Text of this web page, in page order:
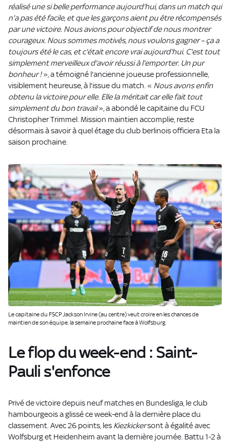
réalisé une si belle performance aujourd'hui, dans un match qui
n'a pas été facile, et que les garçons aient pu être récompensés
par une victoire. Nous avions pour objectif de nous montrer
courageux. Nous sommes motivés, nous voulons gagner – ça a
toujours été le cas, et c'était encore vrai aujourd'hui. C'est tout
simplement merveilleux d'avoir réussi à l'emporter. Un pur
bonheur !», a témoigné l'ancienne joueuse professionnelle,
visiblement heureuse, à l'issue du match. « Nous avons enfin
obtenu la victoire pour elle. Elle la méritait car elle fait tout
simplement du bon travail», a abondé le capitaine du FCU
Christopher Trimmel. Mission maintien accomplie, reste
désormais à savoir à quel étage du club berlinois officiera Eta la
saison prochaine.
Le capitaine du FSCP Jackson Irvine (au centre) veut croire en les chances de
maintien de son équipe, la semaine prochaine face à Wolfsburg.
Le flop du week-end : Saint-
Pauli s'enfonce
Privé de victoire depuis neuf matches en Bundesliga, le club
hambourgeois a glissé ce week-end à la dernière place du
classement. Avec 26 points, les Kiezkickersont à égalité avec
Wolfsburg et Heidenheim avant la dernière journée. Battu 1-2 à